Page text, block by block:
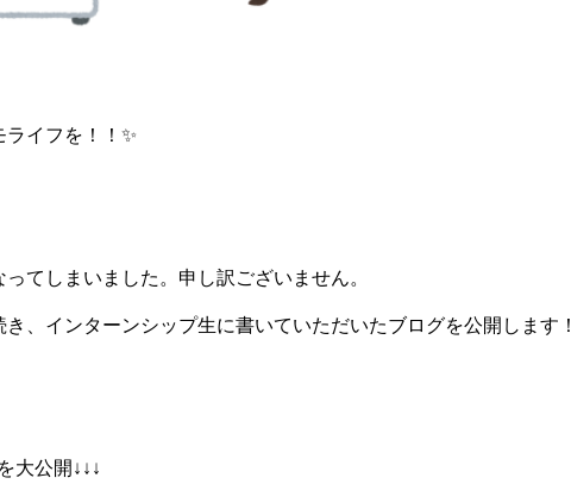
イフを！！✨
てしまいました。申し訳ございません。
、インターンシップ生に書いていただいたブログを公開します！
大公開↓↓↓